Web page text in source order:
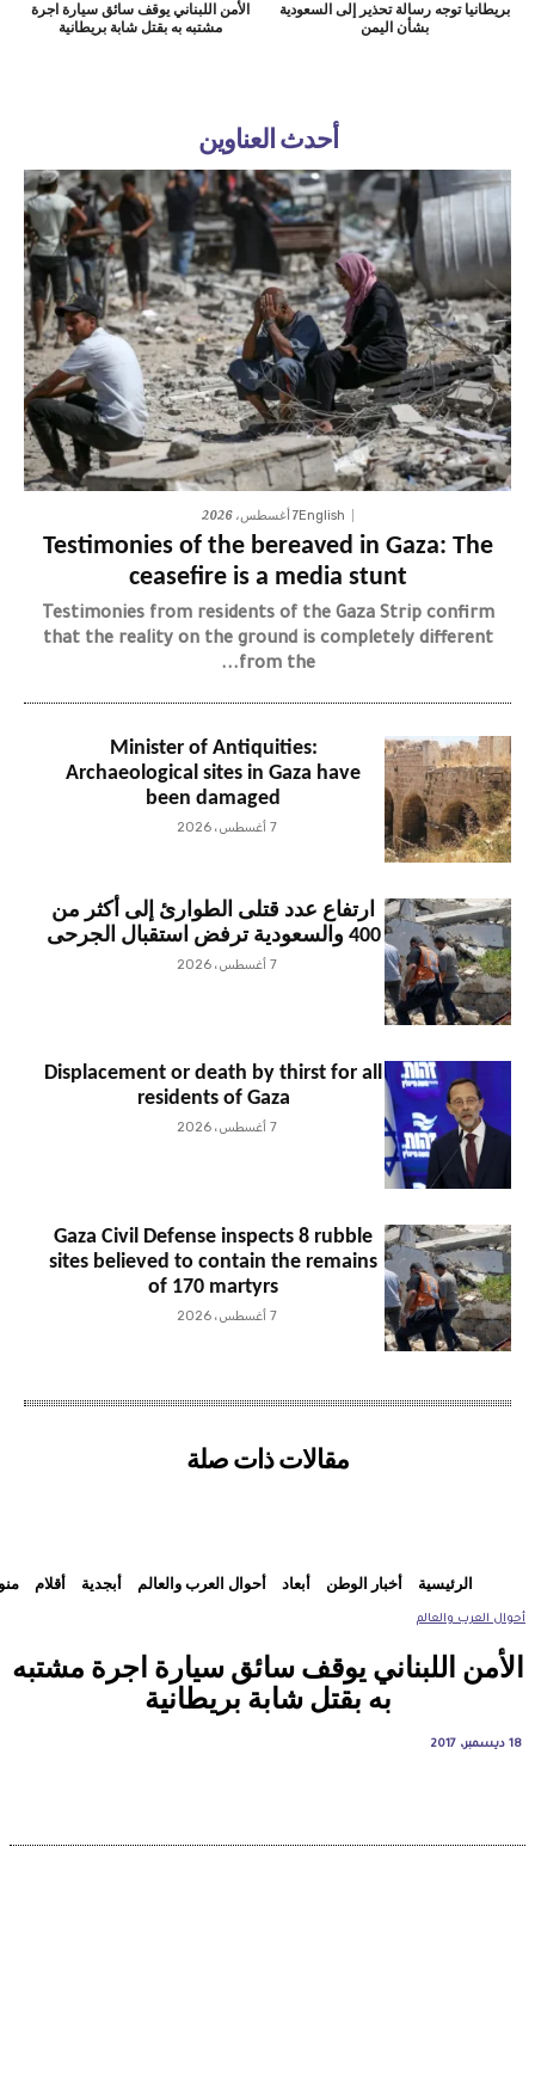
الأمن اللبناني يوقف سائق سيارة اجرة
مشتبه به بقتل شابة بريطانية
بريطانيا توجه رسالة تحذير إلى السعودية
بشأن اليمن
أحدث العناوين
English7 أغسطس، 2026
Testimonies of the bereaved in Gaza: The
ceasefire is a media stunt
Testimonies from residents of the Gaza Strip confirm
that the reality on the ground is completely different
from the...
Minister of Antiquities:
Archaeological sites in Gaza have
been damaged
7 أغسطس، 2026
ارتفاع عدد قتلى الطوارئ إلى أكثر من
400 والسعودية ترفض استقبال الجرحى
7 أغسطس، 2026
Displacement or death by thirst for all
residents of Gaza
7 أغسطس، 2026
Gaza Civil Defense inspects 8 rubble
sites believed to contain the remains
of 170 martyrs
7 أغسطس، 2026
مقالات ذات صلة